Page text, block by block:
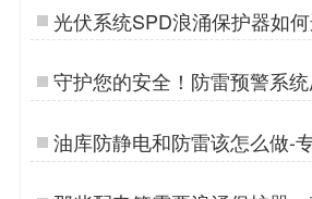
光伏系统SPD浪涌保护器如
专业技术讲解-易造防雷…
守护您的安全！防雷预警系
您保驾护航！-易造防雷…
油库防静电和防雷该怎么做-
这么做的--易造防雷…